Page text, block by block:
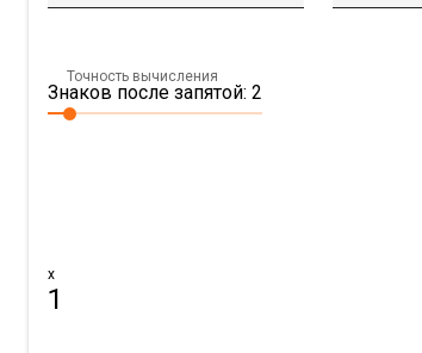
Точность вычисления
Знаков после запятой: 2
x
1